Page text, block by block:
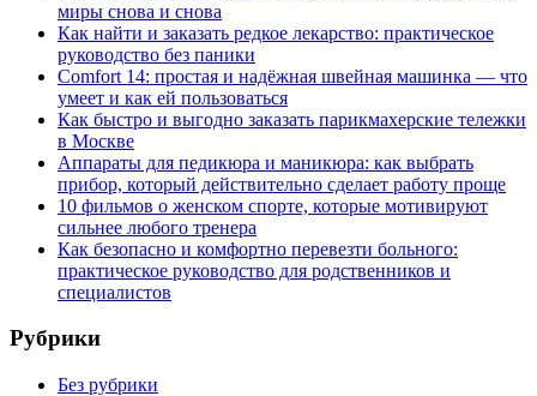
миры снова и снова
Как найти и заказать редкое лекарство: практическое
руководство без паники
Comfort 14: простая и надёжная швейная машинка — что
умеет и как ей пользоваться
Как быстро и выгодно заказать парикмахерские тележки
в Москве
Аппараты для педикюра и маникюра: как выбрать
прибор, который действительно сделает работу проще
10 фильмов о женском спорте, которые мотивируют
сильнее любого тренера
Как безопасно и комфортно перевезти больного:
практическое руководство для родственников и
специалистов
Рубрики
Без рубрики